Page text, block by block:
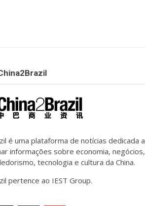
é uma plataforma de notícias dedicada a
informações sobre economia, negócios,
tecnologia e cultura da China.
pertence ao IEST Group.